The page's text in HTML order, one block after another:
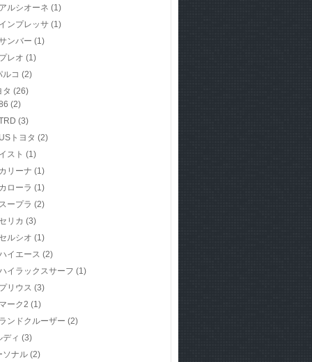
アルシオーネ (1)
インプレッサ (1)
ンバー (1)
プレオ (1)
ルコ (2)
タ (26)
(2)
(3)
USトヨタ (2)
イスト (1)
カリーナ (1)
カローラ (1)
スープラ (2)
セリカ (3)
セルシオ (1)
イエース (2)
イラックスサーフ (1)
プリウス (3)
マーク2 (1)
ランドクルーザー (2)
ディ (3)
ソナル (2)